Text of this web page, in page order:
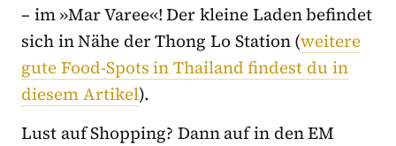
– im »Mar Varee«! Der kleine Laden befindet
sich in Nähe der Thong Lo Station (weitere
gute Food-Spots in Thailand findest du in
diesem Artikel).
Lust auf Shopping? Dann auf in den EM